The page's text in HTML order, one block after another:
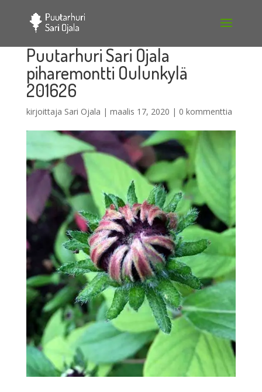
Puutarhuri Sari Ojala
piharemontti Oulunkylä
201626
kirjoittaja Sari Ojala | maalis 17, 2020 | 0 kommenttia